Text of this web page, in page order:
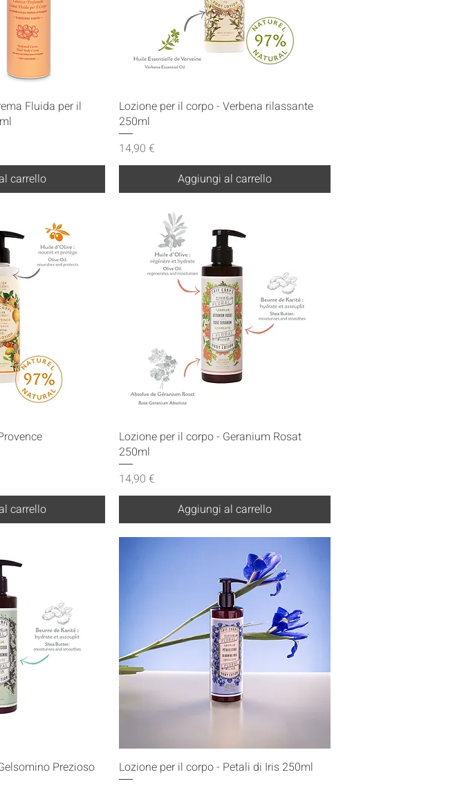
Fluida per il
carrello
Vista rapida
Lozione per il corpo - Verbena rilassante
250ml
Prezzo
14,90 €
Aggiungi al carrello
carrello
Vista rapida
Lozione per il corpo - Geranium Rosat
250ml
Prezzo
14,90 €
Aggiungi al carrello
Prezioso
Vista rapida
Lozione per il corpo - Petali di Iris 250ml